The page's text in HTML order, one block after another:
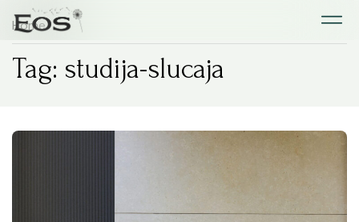
Home
Tag: studija-slucaja